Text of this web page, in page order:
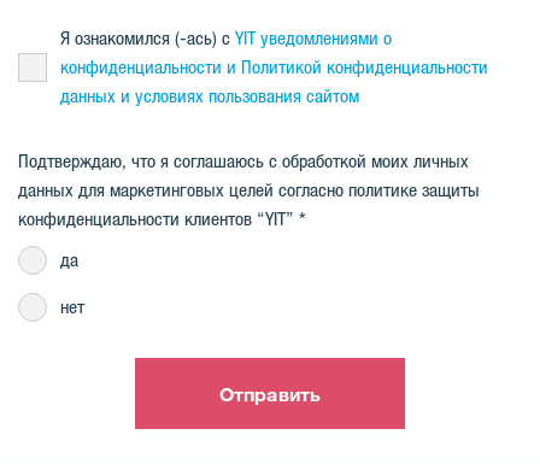
Я ознакомился (-ась) с YIT уведомлениями о
конфиденциальности и Политикой конфиденциальности
данных и условияx пользования сайтом
Подтверждаю, что я соглашаюсь с обработкой моих личных
данных для маркетинговых целей согласно политике защиты
конфиденциальности клиентов “YIT”
да
нет
Отправить